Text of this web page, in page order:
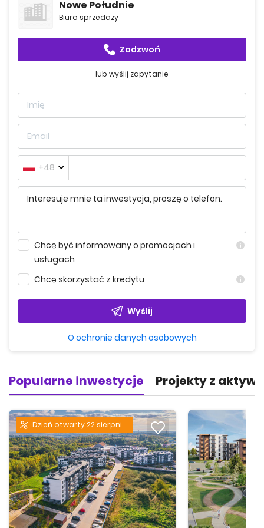
Komunikacja i transport publiczny
Dogodna lokalizacja osiedla pozwala na szybki dojazd do
tras rowerowych.
W odległości ok. 3,7 km działają dwa żłobki: Akademia
Dziecka Tęczowy Żłobek oraz Wesołe Krasnalki.
Przedszkole nr 80 znajduje się w odległości 2 km, a
przedszkole nr 4 – 5,5 km. Do najbliższej szkoły
podstawowej jest natomiast ok. 3 km.
Rezerwacja i płatność
Wszystkie informacje dotyczące rezerwacji i płatności
znajdą Państwo u dewelopera, polecamy kontakt przez
formularz.
Terminy realizacji:
Budynek 9 - listopad 2026
Nowe Południe
Biuro sprzedaży
Zadzwoń
lub wyślij zapytanie
+48
Chcę być informowany o promocjach i
usługach
Chcę skorzystać z kredytu
Wyślij
O ochronie danych osobowych
Popularne inwestycje Projekty z
Dzień otwarty 22 sierpnia!